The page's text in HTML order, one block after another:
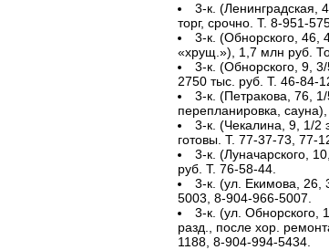
3-к. (Ленинградская,
торг, срочно. Т. 8-951-
3-к. (Обнорского, 46,
«хрущ.»), 1,7 млн руб.
3-к. (Обнорского, 9,
2750 тыс. руб. Т. 46-84-
3-к. (Петракова, 76,
перепланировка,
3-к. (Чекалина, 9, 1/2
готовы. Т. 77-37-73, 77-
3-к. (Луначарского,
руб. Т. 76-58-44.
3-к. (ул. Екимова, 26,
5003, 8-904-966-5007.
3-к. (ул. Обнорского,
разд., после хор.
1188, 8-904-994-5434.